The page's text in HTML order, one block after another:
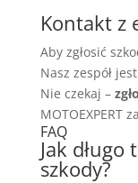
Kontakt z
Aby zgłosić
Nasz zespół
Nie czekaj –
MOTOEXPERT
FAQ
Jak długo
szkody?